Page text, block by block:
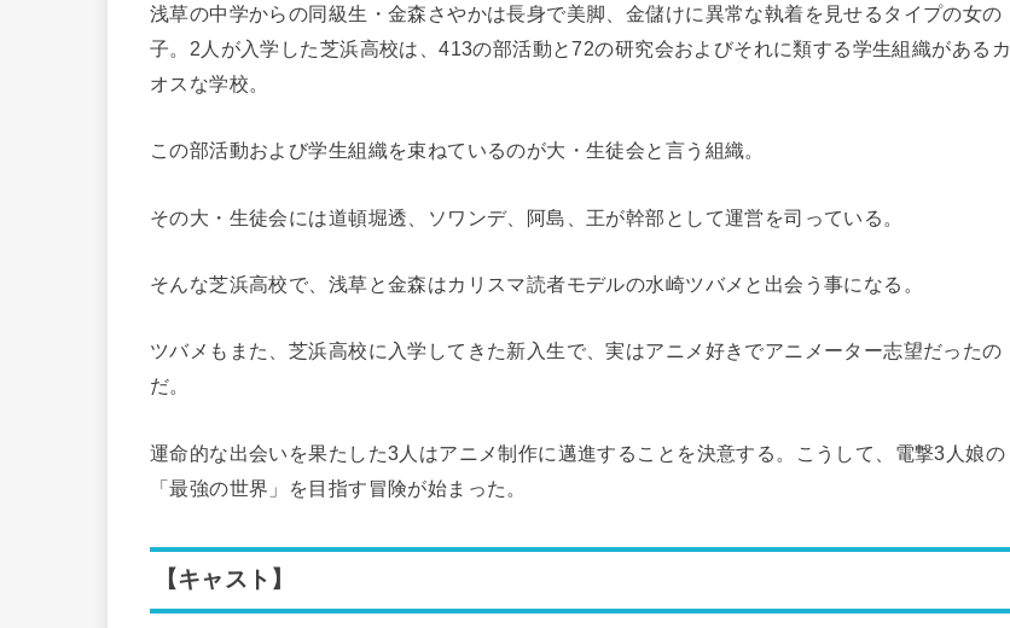
浅草の中学からの同級生・金森さやかは長身で美脚、金儲けに異常な執着を見せるタイプの女の
子。2人が入学した芝浜高校は、413の部活動と72の研究会およびそれに類する学生組織があるカ
オスな学校。
この部活動および学生組織を束ねているのが大・生徒会と言う組織。
その大・生徒会には道頓堀透、ソワンデ、阿島、王が幹部として運営を司っている。
そんな芝浜高校で、浅草と金森はカリスマ読者モデルの水崎ツバメと出会う事になる。
ツバメもまた、芝浜高校に入学してきた新入生で、実はアニメ好きでアニメーター志望だったの
だ。
運命的な出会いを果たした3人はアニメ制作に邁進することを決意する。こうして、電撃3人娘の
「最強の世界」を目指す冒険が始まった。
【キャスト】